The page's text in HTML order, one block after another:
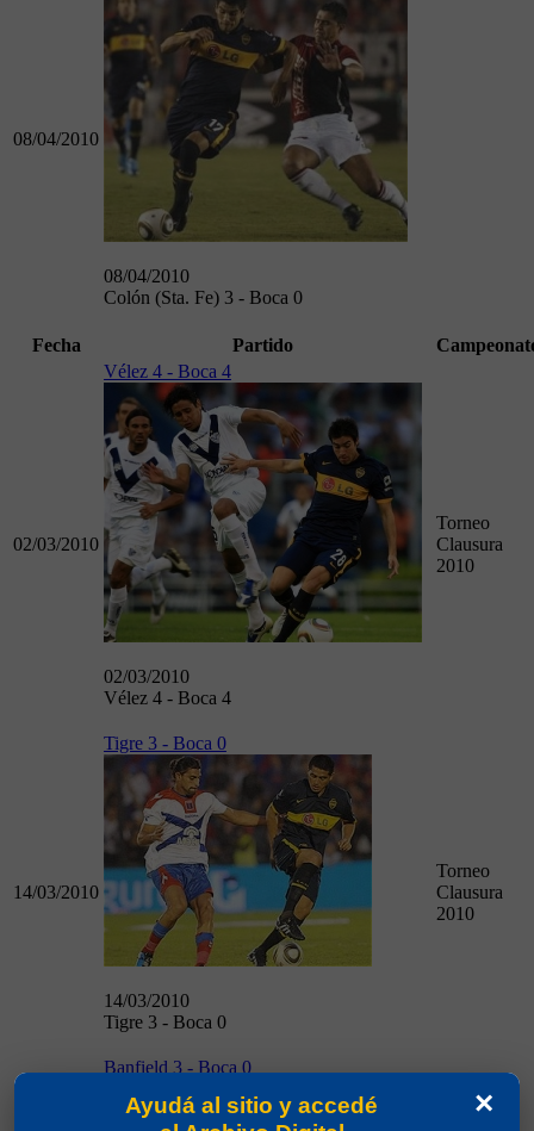
08/04/2010
08/04/2010
Colón (Sta. Fe) 3 - Boca 0
Fecha Partido
02/03/2010
Vélez 4 - Boca 4
02/03/2010
Vélez 4 - Boca 4
Torneo
Clausura
2010
14/03/2010
Tigre 3 - Boca 0
14/03/2010
Tigre 3 - Boca 0
Torneo
Clausura
2010
Banfield 3 - Boca 0
×
Ayudá al sitio y accedé